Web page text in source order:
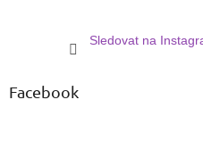
Sledovat na
Facebook